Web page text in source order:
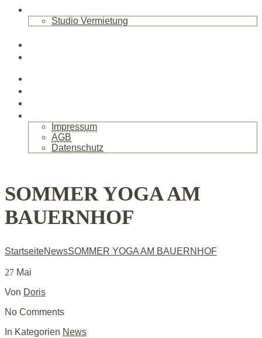
Studio Vermietung
Impressum
AGB
Datenschutz
SOMMER YOGA AM
BAUERNHOF
StartseiteNewsSOMMER YOGA AM BAUERNHOF
27 Mai
Von Doris
No Comments
In Kategorien News